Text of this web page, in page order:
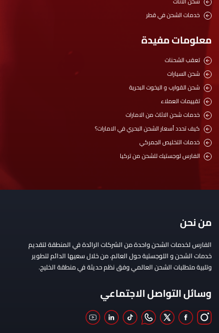
خدمات الشحن في قطر
معلومات مفيدة
تعقب الشحنات
شحن السيارات
شحن القوارب و اليخوت البحرية
تقييمات العملاء
خدمات شحن الاثاث من الامارات
كيف تحدد أسعار الشحن البحري في الامارات؟
خدمات التخليص الجمركي
الفارس لوجستيك للشحن من تركيا
من نحن
الفارس لخدمات الشحن واحدة من الشركات الرائدة في المنطقة لتقديم
خدمات الشحن و اللوجستية حول العالم، من خلال سعيها الدائم لتطوير
وتلبية متطلبات الشحن العالمي وفق نظم حديثة في منطقة الخليج.
وسائل التواصل الاجتماعي